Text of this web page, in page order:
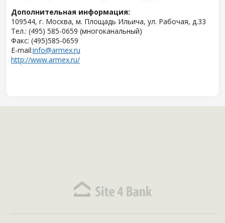
Дополнительная информация:
109544, г. Москва, м. Площадь Ильича, ул. Рабочая, д.33
Тел.: (495) 585-0659 (многоканальный)
Факс: (495)585-0659
Е-mail:info@armex.ru
http://www.armex.ru/